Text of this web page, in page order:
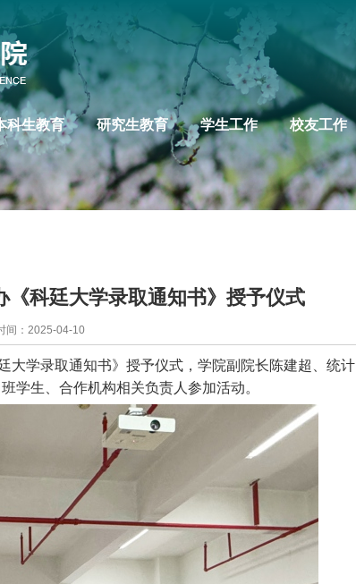
科生教育 研究生教育 学生工作 校友工作
《科廷大学录取通知书》授予仪式
间：2025-04-10
大学录取通知书》授予仪式，学院副院长陈建超、统计
学生、合作机构相关负责人参加活动。